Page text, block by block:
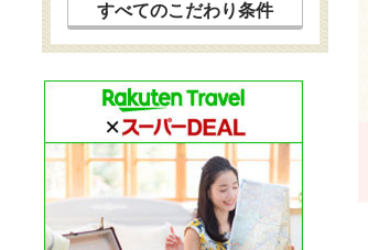
すべてのこだわり条件